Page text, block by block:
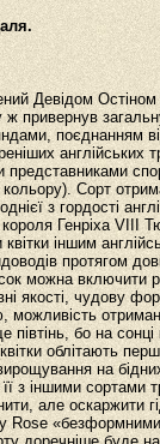
Девідом
ж привернув
поєднанням
представниками
кольору). Сорт
з гордості
короля Генріха
іншим
протягом
можна включити
якості, чудову
бо на
облітають
вирощування на
її з іншими
але оскаржити
Rose